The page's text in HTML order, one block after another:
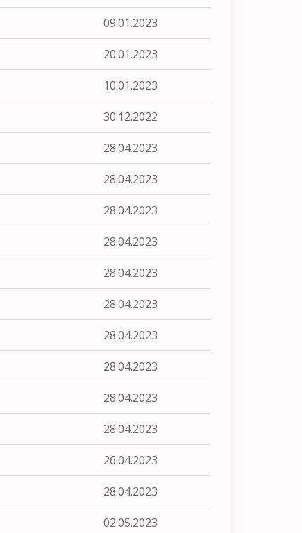
09.01.2023
20.01.2023
10.01.2023
30.12.2022
28.04.2023
28.04.2023
28.04.2023
28.04.2023
28.04.2023
28.04.2023
28.04.2023
28.04.2023
28.04.2023
28.04.2023
26.04.2023
28.04.2023
02.05.2023